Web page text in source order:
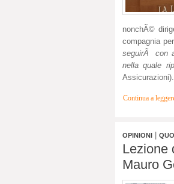
nonchÃ©
compagnia
seguirÃ con
nella quale
Assicurazioni).
Continua a
OPINIONI
Lezione
Mauro